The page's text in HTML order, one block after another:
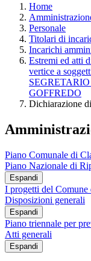
Home
Personale
Titolari di
Incarichi
Estremi ed atti
vertice a
GOFFREDO
Dichiarazione
Piano Comunale di
Piano Nazionale di
Espandi
I progetti del
Disposizioni generali
Espandi
Piano triennale per
Atti generali
Espandi